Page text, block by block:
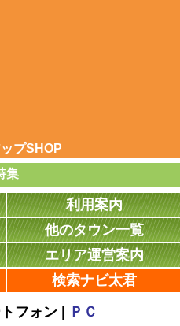
プSHOP
集
利用案内
他のタウン一覧
エリア運営案内
検索ナビ太君
フォン |
ＰＣ